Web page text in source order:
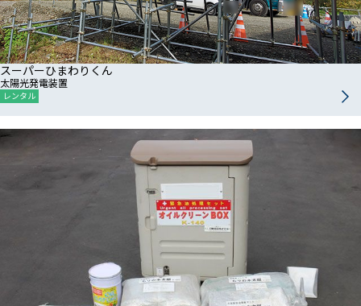
スーパーひまわりくん
太陽光発電装置
レンタル